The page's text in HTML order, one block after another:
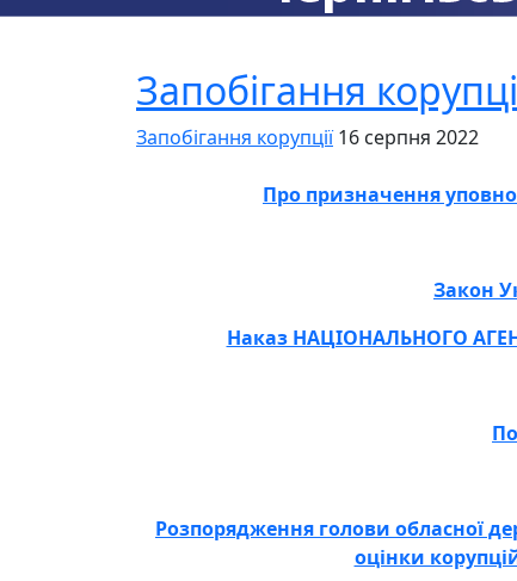
Запобігання
Запобігання корупції 16 серпня 2022
Про призначення
Закон
Наказ НАЦІОНАЛЬНОГО
Розпорядження голови обласної
оцінки